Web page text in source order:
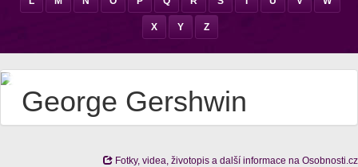
X Y Z
George Gershwin
Fotky, videa, životopis a další informace na Osobnosti.cz